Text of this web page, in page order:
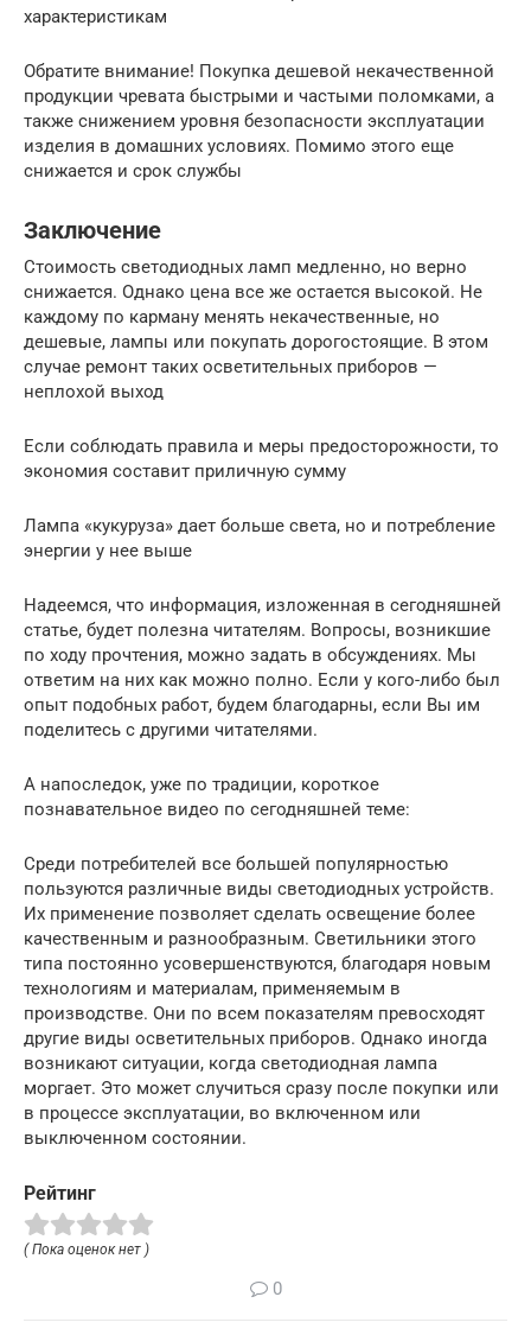
характеристикам
Обратите внимание! Покупка дешевой некачественной
продукции чревата быстрыми и частыми поломками, а
также снижением уровня безопасности эксплуатации
изделия в домашних условиях. Помимо этого еще
снижается и срок службы
Заключение
Стоимость светодиодных ламп медленно, но верно
снижается. Однако цена все же остается высокой. Не
каждому по карману менять некачественные, но
дешевые, лампы или покупать дорогостоящие. В этом
случае ремонт таких осветительных приборов —
неплохой выход
Если соблюдать правила и меры предосторожности, то
экономия составит приличную сумму
Лампа «кукуруза» дает больше света, но и потребление
энергии у нее выше
Надеемся, что информация, изложенная в сегодняшней
статье, будет полезна читателям. Вопросы, возникшие
по ходу прочтения, можно задать в обсуждениях. Мы
ответим на них как можно полно. Если у кого-либо был
опыт подобных работ, будем благодарны, если Вы им
поделитесь с другими читателями.
А напоследок, уже по традиции, короткое
познавательное видео по сегодняшней теме:
Среди потребителей все большей популярностью
пользуются различные виды светодиодных устройств.
Их применение позволяет сделать освещение более
качественным и разнообразным. Светильники этого
типа постоянно усовершенствуются, благодаря новым
технологиям и материалам, применяемым в
производстве. Они по всем показателям превосходят
другие виды осветительных приборов. Однако иногда
возникают ситуации, когда светодиодная лампа
моргает. Это может случиться сразу после покупки или
в процессе эксплуатации, во включенном или
выключенном состоянии.
Рейтинг
( Пока оценок нет )
0